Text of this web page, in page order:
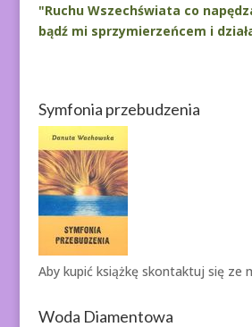
"Ruchu Wszechświata co
bądź mi sprzymierzeńcem i
Symfonia przebudzenia
Aby kupić książkę skontaktuj się ze
Woda Diamentowa